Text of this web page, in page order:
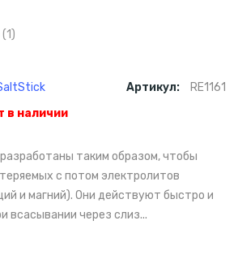
Артикул:
RE1161
в наличии
таким образом, чтобы
с потом электролитов
и магний). Они действуют быстро и
всасывании через слиз...